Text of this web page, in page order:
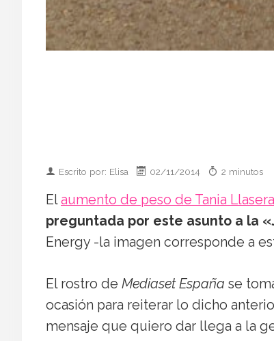
Escrito por: Elisa 02/11/2014 2 minutos
Elaumento de peso de Tania Llasera
preguntada por este asunto a la
Energy -la imagen corresponde a
El rostro de Mediaset España se
ocasión para reiterar lo dicho
mensaje que quiero dar llega a la